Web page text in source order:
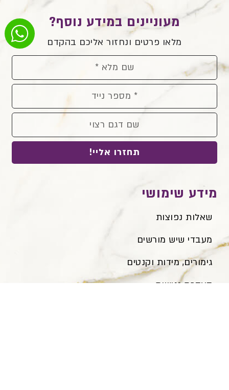
מידע שימושי
שאלות נפוצות
מעבדי שיש מורשים
גימורים, מידות וקנטים
הצהרת נגישות
מעוניינים במידע נוסף?
מלאו פרטים ונחזור אליכם בהקדם
תחזרו אליי!